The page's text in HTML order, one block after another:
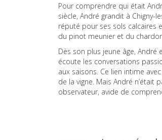
Pour comprendre qui était
siècle, André grandit à Chigny-
réputé pour ses sols calcaires
du pinot meunier et du
Dès son plus jeune âge, André
écoute les conversations
aux saisons. Ce lien intime
de la vigne. Mais André
observateur, avide de